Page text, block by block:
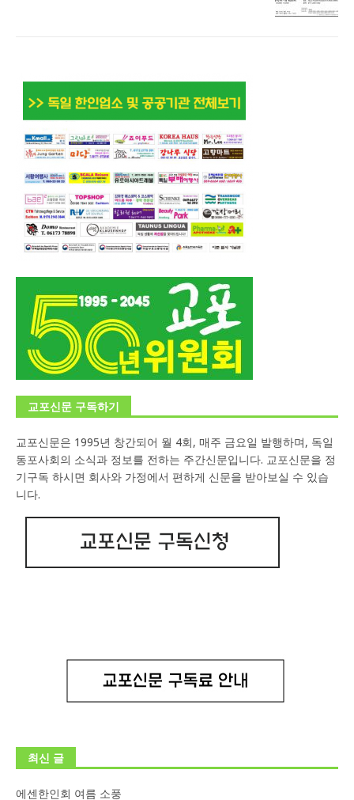
교포신문 구독하기
교포신문은 1995년 창간되어 월 4회, 매주 금요일 발행하며, 독일
동포사회의 소식과 정보를 전하는 주간신문입니다. 교포신문을 정
기구독 하시면 회사와 가정에서 편하게 신문을 받아보실 수 있습
니다.
최신 글
에센한인회 여름 소풍